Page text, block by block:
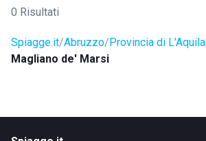
0 Risultati
Spiagge.it Abruzzo Provincia di L'Aquila
Magliano de' Marsi